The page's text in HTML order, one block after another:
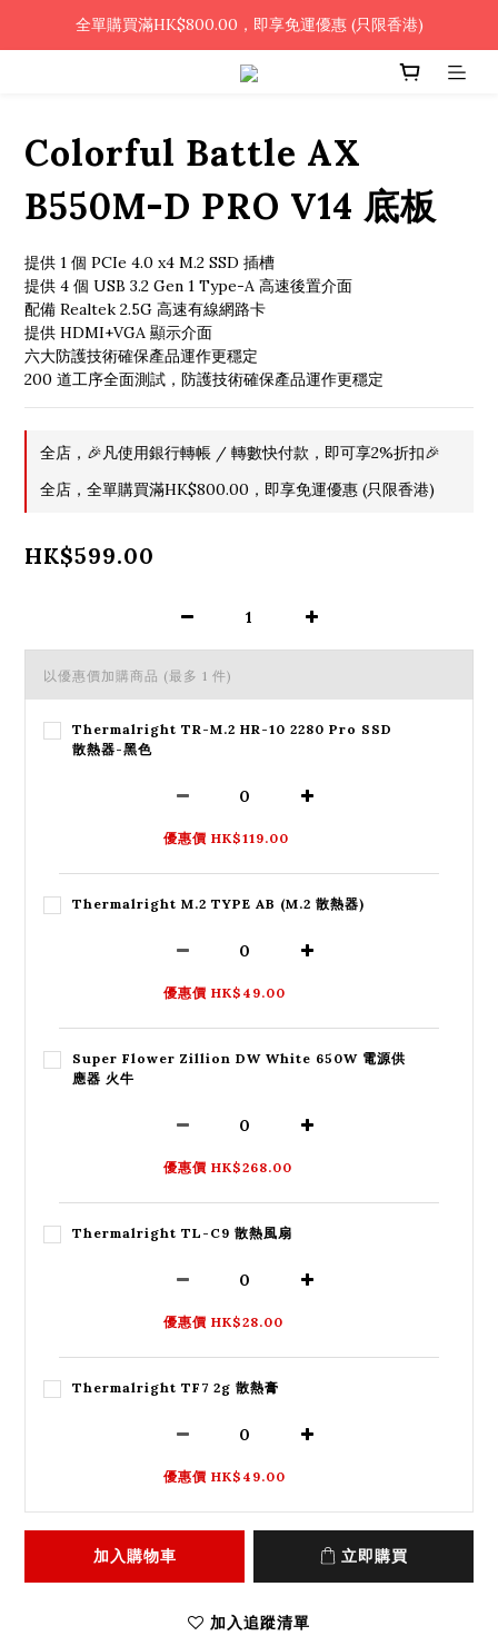
🎉凡使用銀行轉帳 / 轉數快付款，即可享2%優惠🎉
全單購買滿HK$800.00，即享免運優惠 (只限香港)
🎉凡使用銀行轉帳 / 轉數快付款，即可享2%優惠🎉
Colorful Battle AX
B550M-D PRO V14 底板
提供 1 個 PCIe 4.0 x4 M.2 SSD 插槽
提供 4 個 USB 3.2 Gen 1 Type-A 高速後置介面
配備 Realtek 2.5G 高速有線網路卡
提供 HDMI+VGA 顯示介面
六大防護技術確保產品運作更穩定
200 道工序全面測試，防護技術確保產品運作更穩定
全店，🎉凡使用銀行轉帳 / 轉數快付款，即可享2%折扣🎉
全店，全單購買滿HK$800.00，即享免運優惠 (只限香港)
HK$599.00
以優惠價加購商品 (最多 1 件)
Thermalright TR-M.2 HR-10 2280 Pro SSD
散熱器-黑色
優惠價 HK$119.00
Thermalright M.2 TYPE AB (M.2 散熱器)
優惠價 HK$49.00
Super Flower Zillion DW White 650W 電源供
應器 火牛
優惠價 HK$268.00
Thermalright TL-C9 散熱風扇
優惠價 HK$28.00
Thermalright TF7 2g 散熱膏
優惠價 HK$49.00
加入購物車 立即購買
加入追蹤清單